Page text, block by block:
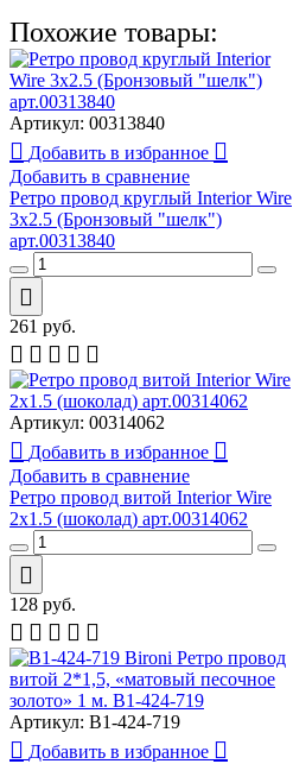
Похожие товары:
Артикул: 00313840
Добавить в избранное
Добавить в сравнение
Ретро провод круглый Interior Wire
3х2.5 (Бронзовый "шелк")
арт.00313840
261 руб.
Артикул: 00314062
Добавить в избранное
Добавить в сравнение
Ретро провод витой Interior Wire
2х1.5 (шоколад) арт.00314062
128 руб.
Артикул: B1-424-719
Добавить в избранное